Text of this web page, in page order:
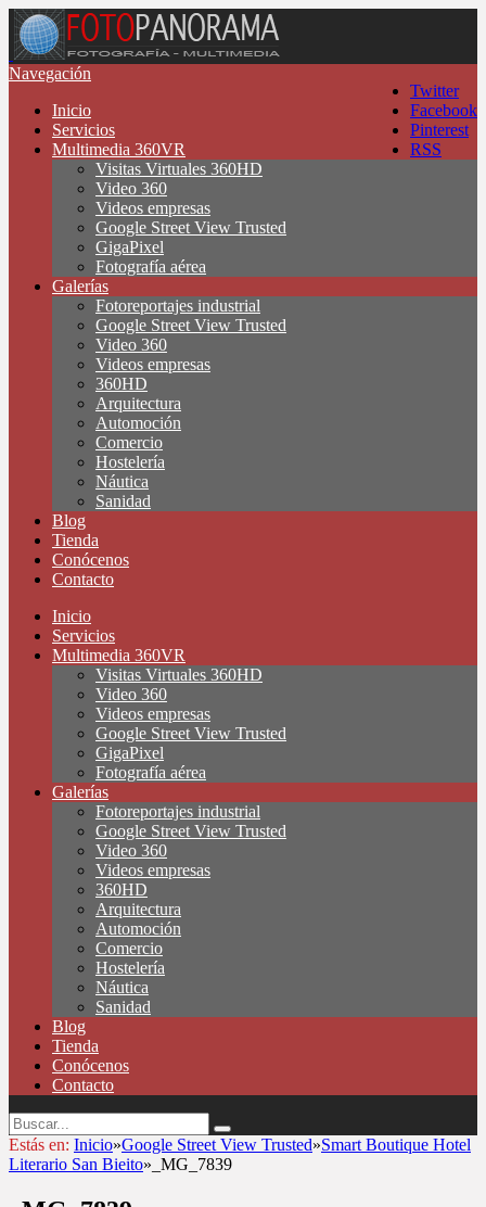
Twitter
Facebook
Pinterest
RSS
Navegación
Inicio
Servicios
Multimedia 360VR
Visitas Virtuales 360HD
Video 360
Videos empresas
Google Street View Trusted
GigaPixel
Fotografía aérea
Galerías
Fotoreportajes industrial
Google Street View Trusted
Video 360
Videos empresas
360HD
Arquitectura
Automoción
Comercio
Hostelería
Náutica
Sanidad
Blog
Tienda
Conócenos
Contacto
Inicio
Servicios
Multimedia 360VR
Visitas Virtuales 360HD
Video 360
Videos empresas
Google Street View Trusted
GigaPixel
Fotografía aérea
Galerías
Fotoreportajes industrial
Google Street View Trusted
Video 360
Videos empresas
360HD
Arquitectura
Automoción
Comercio
Hostelería
Náutica
Sanidad
Blog
Tienda
Conócenos
Contacto
Estás en: Inicio»Google Street View Trusted»Smart Boutique Hotel
Literario San Bieito» _MG_7839